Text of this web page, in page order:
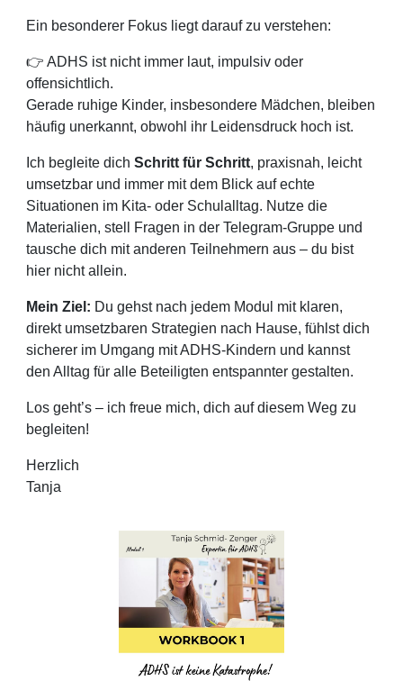
Ein besonderer Fokus liegt darauf zu verstehen:
👉 ADHS ist nicht immer laut, impulsiv oder
offensichtlich.
Gerade ruhige Kinder, insbesondere Mädchen, bleiben
häufig unerkannt, obwohl ihr Leidensdruck hoch ist.
Ich begleite dichSchritt für Schritt, praxisnah, leicht
umsetzbar und immer mit dem Blick auf echte
Situationen im Kita- oder Schulalltag. Nutze die
Materialien, stell Fragen in der Telegram-Gruppe und
tausche dich mit anderen Teilnehmern aus – du bist
hier nicht allein.
Mein Ziel: Du gehst nach jedem Modul mit klaren,
direkt umsetzbaren Strategien nach Hause, fühlst dich
sicherer im Umgang mit ADHS-Kindern und kannst
den Alltag für alle Beteiligten entspannter gestalten.
Los geht’s – ich freue mich, dich auf diesem Weg zu
begleiten!
Herzlich
Tanja